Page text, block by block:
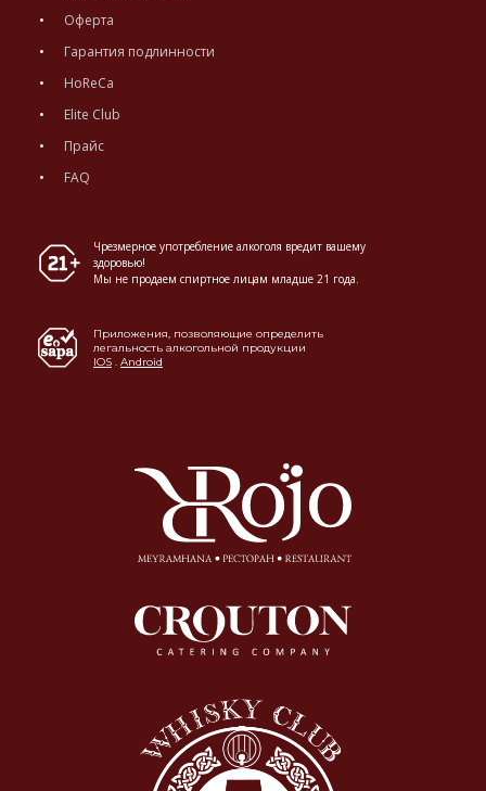
Оферта
Гарантия подлинности
HoReCa
Elite Club
Прайс
FAQ
Чрезмерное употребление алкоголя вредит вашему
здоровью!
Мы не продаем спиртное лицам младше 21 года.
Приложения, позволяющие определить
легальность алкогольной продукции
IOS . Android